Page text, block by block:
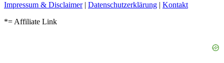
Impressum & Disclaimer| Datenschutzerklärung | Kontakt
*= Affiliate Link